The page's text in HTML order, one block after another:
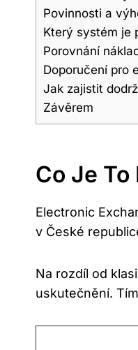
Povinnosti a
Který systém je
Porovnání
Doporučení pro
Jak zajistit
Závěrem
Co Je To
Electronic
v České
Na rozdíl od
uskutečnění.